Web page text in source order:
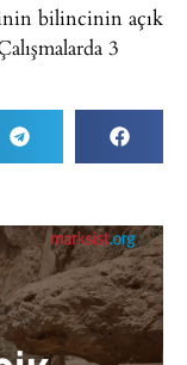
bilincinin açık
3